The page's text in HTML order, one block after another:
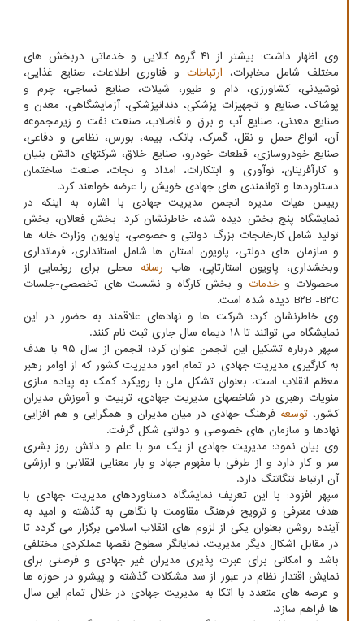
وی اظهار داشت: بیشتر از ۴۱ گروه کالایی و خدماتی دربخش های
مختلف شامل مخابرات، ارتباطات و فناوری اطلاعات، صنایع غذایی،
نوشیدنی، کشاورزی، دام و طیور، شیلات، صنایع نساجی، چرم و
پوشاک، صنایع و تجهیزات پزشکی، دندانپزشکی، آزمایشگاهی، معدن و
صنایع معدنی، صنایع آب و برق و فاضلاب، صنعت نفت و زیرمجموعه
آن، انواع حمل و نقل، گمرک، بانک، بیمه، بورس، نظامی و دفاعی،
صنایع خودروسازی، قطعات خودرو، صنایع خلاق، شرکتهای دانش بنیان
و کارآفرینان، نوآوری و ابتکارات، امداد و نجات، صنعت ساختمان
دستاوردها و توانمندی های جهادی خویش را عرضه خواهند کرد.
رییس هیات مدیره انجمن مدیریت جهادی با اشاره به اینکه در
نمایشگاه پنج بخش دیده شده، خاطرنشان کرد: بخش فعالان، بخش
تولید شامل کارخانجات بزرگ دولتی و خصوصی، پاویون وزارت خانه ها
و سازمان های دولتی، پاویون استان ها شامل استانداری، فرمانداری
وبخشداری، پاویون استارتاپی، هاب رسانه محلی برای رونمایی از
محصولات وخدمات و بخش کارگاه و نشست های تخصصی-جلسات
B۲B -B۲C دیده شده است.
وی خاطرنشان کرد: شرکت ها و نهادهای علاقمند به حضور در این
نمایشگاه می توانند تا ۱۸ دیماه سال جاری ثبت نام کنند.
سپهر درباره تشکیل این انجمن عنوان کرد: انجمن از سال ۹۵ با هدف
به کارگیری مدیریت جهادی در تمام امور مدیریت کشور که از اوامر رهبر
معظم انقلاب است، بعنوان تشکل ملی با رویکرد کمک به پیاده سازی
منویات رهبری در شاخصهای مدیریت جهادی، تربیت و آموزش مدیران
کشور، توسعه فرهنگ جهادی در میان مدیران و همگرایی و هم افزایی
نهادها و سازمان های خصوصی و دولتی شکل گرفت.
وی بیان نمود: مدیریت جهادی از یک سو با علم و دانش روز بشری
سر و کار دارد و از طرفی با مفهوم جهاد و بار معنایی انقلابی و ارزشی
آن ارتباط تنگاتنگ دارد.
سپهر افزود: با این تعریف نمایشگاه دستاوردهای مدیریت جهادی با
هدف معرفی و ترویج فرهنگ مقاومت با نگاهی به گذشته و امید به
آینده روشن بعنوان یکی از لزوم های انقلاب اسلامی برگزار می گردد تا
در مقابل اشکال دیگر مدیریت، نمایانگر سطوح نقصها عملکردی مختلفی
باشد و امکانی برای عبرت پذیری مدیران غیر جهادی و فرصتی برای
نمایش اقتدار نظام در عبور از سد مشکلات گذشته و پیشرو در حوزه ها
و عرصه های متعدد با اتکا به مدیریت جهادی در خلال تمام این سال
ها فراهم سازد.